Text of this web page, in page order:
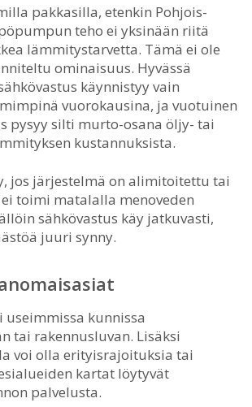
pakkasilla, etenkin Pohjois-
teho ei yksinään riitä
lämmitystarvetta. Tämä ei ole
ominaisuus. Hyvässä
käynnistyy vain
vuorokausina, ja vuotuinen
pysyy silti murto-osana öljy- tai
kustannuksista.
jos järjestelmä on alimitoitettu tai
toimi matalalla menoveden
sähkövastus käy jatkuvasti,
juuri synny.
useimmissa kunnissa
tai rakennusluvan. Lisäksi
voi olla erityisrajoituksia tai
kartat löytyvät
palvelusta.